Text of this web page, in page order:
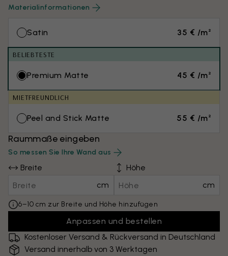
Materialinformationen
Satin 35 € /m²
BELIEBTESTE
Premium Matte 45 € /m²
MIETFREUNDLICH
Peel and Stick Matte 55 € /m²
Raummaße eingeben
So messen Sie Ihre Wand aus
Breite
cm
Höhe
cm
6–10 cm zur Breite und Höhe hinzufügen
Anpassen und bestellen
Kostenloser Versand & Rückversand in Deutschland
Versand innerhalb von 3 Werktagen